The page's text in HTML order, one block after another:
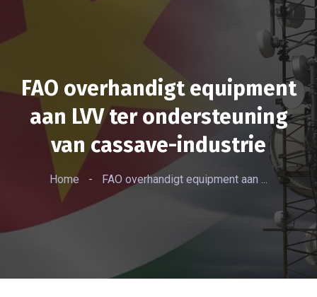
FAO overhandigt equipment
aan LVV ter ondersteuning
van cassave-industrie
Home - FAO overhandigt equipment aan ...